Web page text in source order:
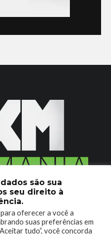
os Direitos Reservados.
CONTATO
são sua
seu direito à
oferecer a você a
suas preferências em
tudo”, você concorda